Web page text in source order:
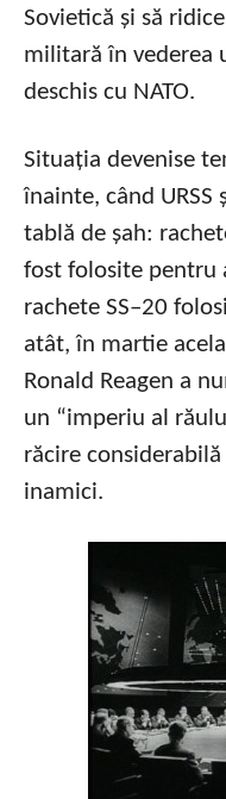
Sovietică și să
militară în vederea
deschis cu NATO.
Situația devenise
înainte, când URSS
tablă de șah:
fost folosite pentru
rachete SS–20
atât, în martie
Ronald Reagen a
un “imperiu al
răcire
inamici.